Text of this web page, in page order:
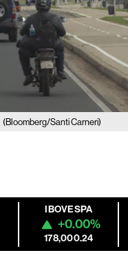
(Bloomberg/Santi Carneri)
IBOVESPA
+0.00%
178,000.24